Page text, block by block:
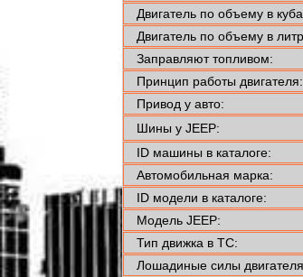
Двигатель по объему в
Двигатель по объему в
Заправляют топливом:
Принцип работы двигателя:
Привод у авто:
Шины у JEEP:
ID машины в каталоге:
Автомобильная марка:
ID модели в каталоге:
Модель JEEP:
Тип движка в ТС:
Лошадиные силы